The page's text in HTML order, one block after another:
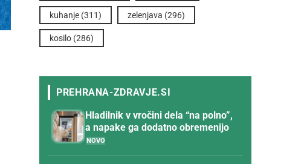
kuhanje (311) zelenjava (296)
kosilo (286)
Hladilnik v vročini dela “na polno”,
a napake ga dodatno obremenijo